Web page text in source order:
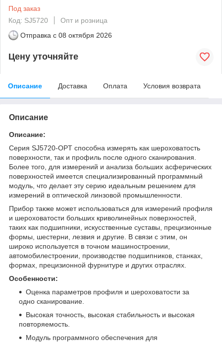
Под заказ
Код: SJ5720
Опт и розница
Отправка с 08 октября 2026
Цену уточняйте
Описание Доставка Оплата Условия возврата
Описание
Описание:
Серия SJ5720-OPT способна измерять как шероховатость
поверхности, так и профиль после одного сканирования.
Более того, для измерений и анализа больших асферических
поверхностей имеется специализированный программный
модуль, что делает эту серию идеальным решением для
измерений в оптической линзовой промышленности.
Прибор также может использоваться для измерений профиля
и шероховатости больших криволинейных поверхностей,
таких как подшипники, искусственные суставы, прецизионные
формы, шестерни, лезвия и другие. В связи с этим, он
широко используется в точном машиностроении,
автомобилестроении, производстве подшипников, станках,
формах, прецизионной фурнитуре и других отраслях.
Особенности:
Оценка параметров профиля и шероховатости за
одно сканирование.
Высокая точность, высокая стабильность и высокая
повторяемость.
Модуль программного обеспечения для